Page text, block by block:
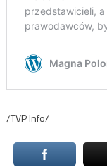
/TVP Info/